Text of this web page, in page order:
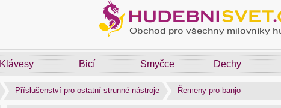
Klávesy Bicí Smyčce Dechy
Příslušenství pro ostatní strunné nástroje Řemeny pro banjo